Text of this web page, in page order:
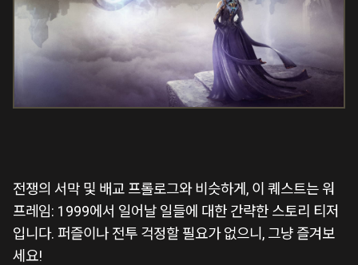
전쟁의 서막 및 배교 프롤로그와 비슷하게, 이 퀘스트는 워
프레임: 1999에서 일어날 일들에 대한 간략한 스토리 티저
입니다. 퍼즐이나 전투 걱정할 필요가 없으니, 그냥 즐겨보
세요!